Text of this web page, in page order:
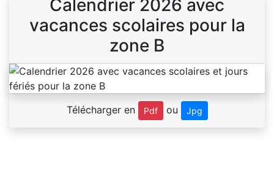
Calendrier 2026 avec
vacances scolaires pour la
zone B
Télécharger en Pdf ou Jpg